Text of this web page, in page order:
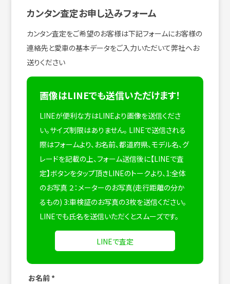
カンタン査定お申し込みフォーム
カンタン査定をご希望のお客様は下記フォームにお客様の
連絡先と愛車の基本データをご入力いただいて弊社へお
送りください
画像はLINEでも送信いただけます！
LINEが便利な方はLINEより画像を送信くださ
い。サイズ制限はありません。 LINEで送信される
際はフォームより、お名前、都道府県、モデル名、グ
レードを記載の上、フォーム送信後に【LINEで査
定】ボタンをタップ頂きLINEのトークより、1:全体
のお写真 ２：メーターのお写真(走行距離の分か
るもの) 3:車検証のお写真の3枚を送信ください。
LINEでも氏名を送信いただくとスムーズです。
LINEで査定
お名前 *